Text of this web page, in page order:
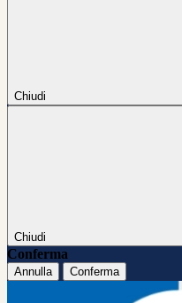
Chiudi
Chiudi
Conferma
Annulla Conferma